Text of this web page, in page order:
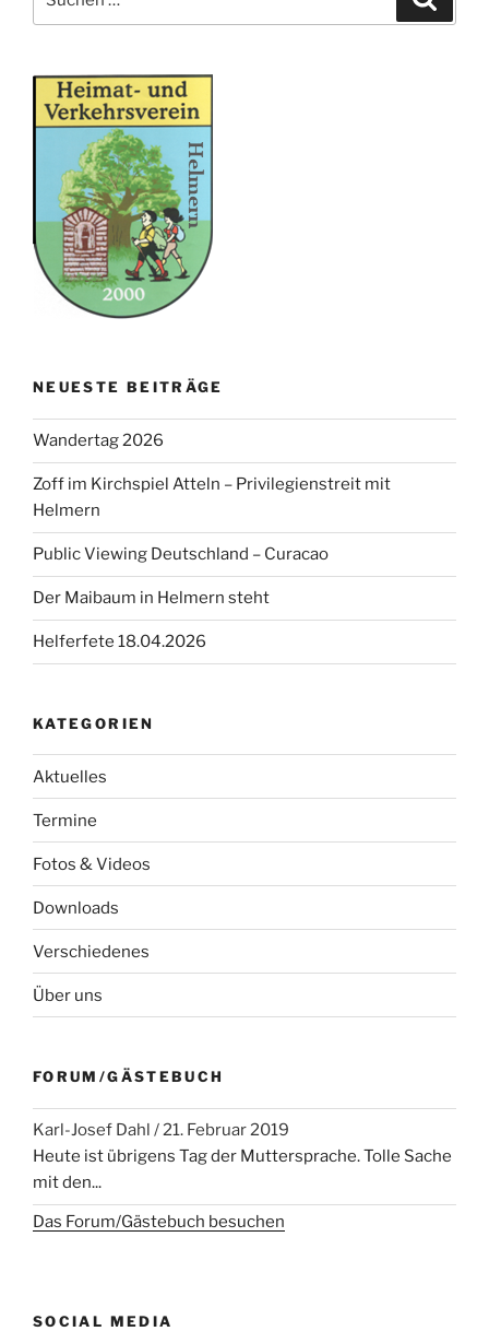
nach:
NEUESTE BEITRÄGE
Wandertag 2026
Zoff im Kirchspiel Atteln – Privilegienstreit mit
Helmern
Public Viewing Deutschland – Curacao
Der Maibaum in Helmern steht
Helferfete 18.04.2026
KATEGORIEN
Aktuelles
Termine
Fotos & Videos
Downloads
Verschiedenes
Über uns
FORUM/GÄSTEBUCH
Karl-Josef Dahl /21. Februar 2019
Heute ist übrigens Tag der Muttersprache. Tolle Sache
mit den...
Das Forum/Gästebuch besuchen
SOCIAL MEDIA